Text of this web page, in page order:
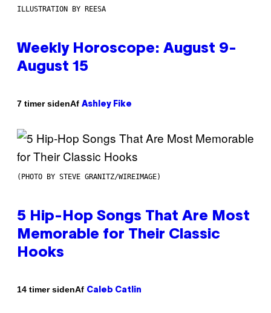
ILLUSTRATION BY REESA
Weekly Horoscope: August 9-
August 15
7 timer sidenAf Ashley Fike
(PHOTO BY STEVE GRANITZ/WIREIMAGE)
5 Hip-Hop Songs That Are Most
Memorable for Their Classic
Hooks
14 timer sidenAf Caleb Catlin